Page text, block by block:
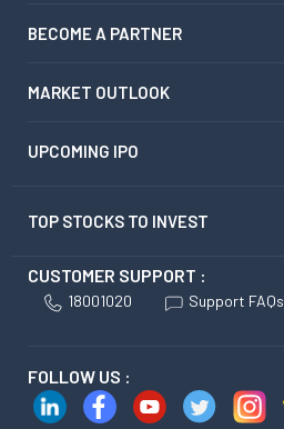
BECOME A PARTNER
MARKET OUTLOOK
UPCOMING IPO
TOP STOCKS TO INVEST
CUSTOMER SUPPORT :
18001020 Support FAQs
FOLLOW US :